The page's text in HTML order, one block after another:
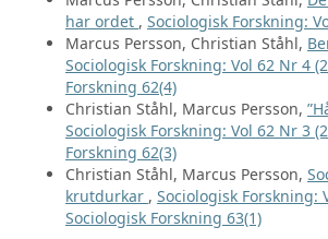
har ordet , Sociologisk Forskning:
Marcus Persson, Christian Ståhl,
Sociologisk Forskning: Vol 62 Nr 4
Forskning 62(4)
Christian Ståhl, Marcus Persson,
Sociologisk Forskning: Vol 62 Nr 3
Forskning 62(3)
Christian Ståhl, Marcus Persson,
krutdurkar , Sociologisk Forskning:
Sociologisk Forskning 63(1)